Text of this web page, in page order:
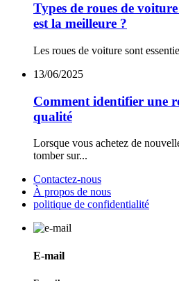
Types de roues de
est la meilleure ?
Les roues de voiture sont
13/06/2025
Comment identifier une
qualité
Lorsque vous achetez de
tomber sur...
Contactez-nous
À propos de nous
politique de confidentialité
E-mail